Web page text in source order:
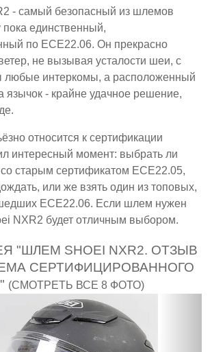
- самый безопасный из шлемов
пока единственный,
по ECE22.06. Он прекрасно
не вызывая усталости шеи, с
любые интеркомы, а расположенный
язычок - крайне удачное решение,
относится к сертификации
интересный момент: выбрать ли
старым сертификатом ECE22.05,
или же взять один из топовых,
ECE22.06. Если шлем нужен
NXR2 будет отличным выбором.
"ШЛЕМ SHOEI NXR2. ОТЗЫВ
СЕРТИФИЦИРОВАННОГО
(СМОТРЕТЬ ВСЕ 8 ФОТО)